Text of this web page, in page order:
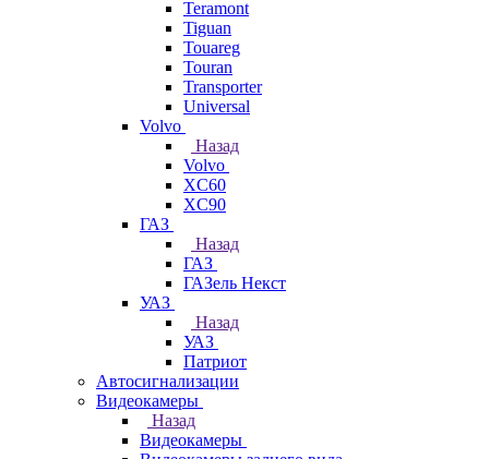
Teramont
Tiguan
Touareg
Touran
Transporter
Universal
Volvo
Назад
Volvo
XC60
XC90
ГАЗ
Назад
ГАЗ
ГАЗель Некст
УАЗ
Назад
УАЗ
Патриот
Автосигнализации
Видеокамеры
Назад
Видеокамеры